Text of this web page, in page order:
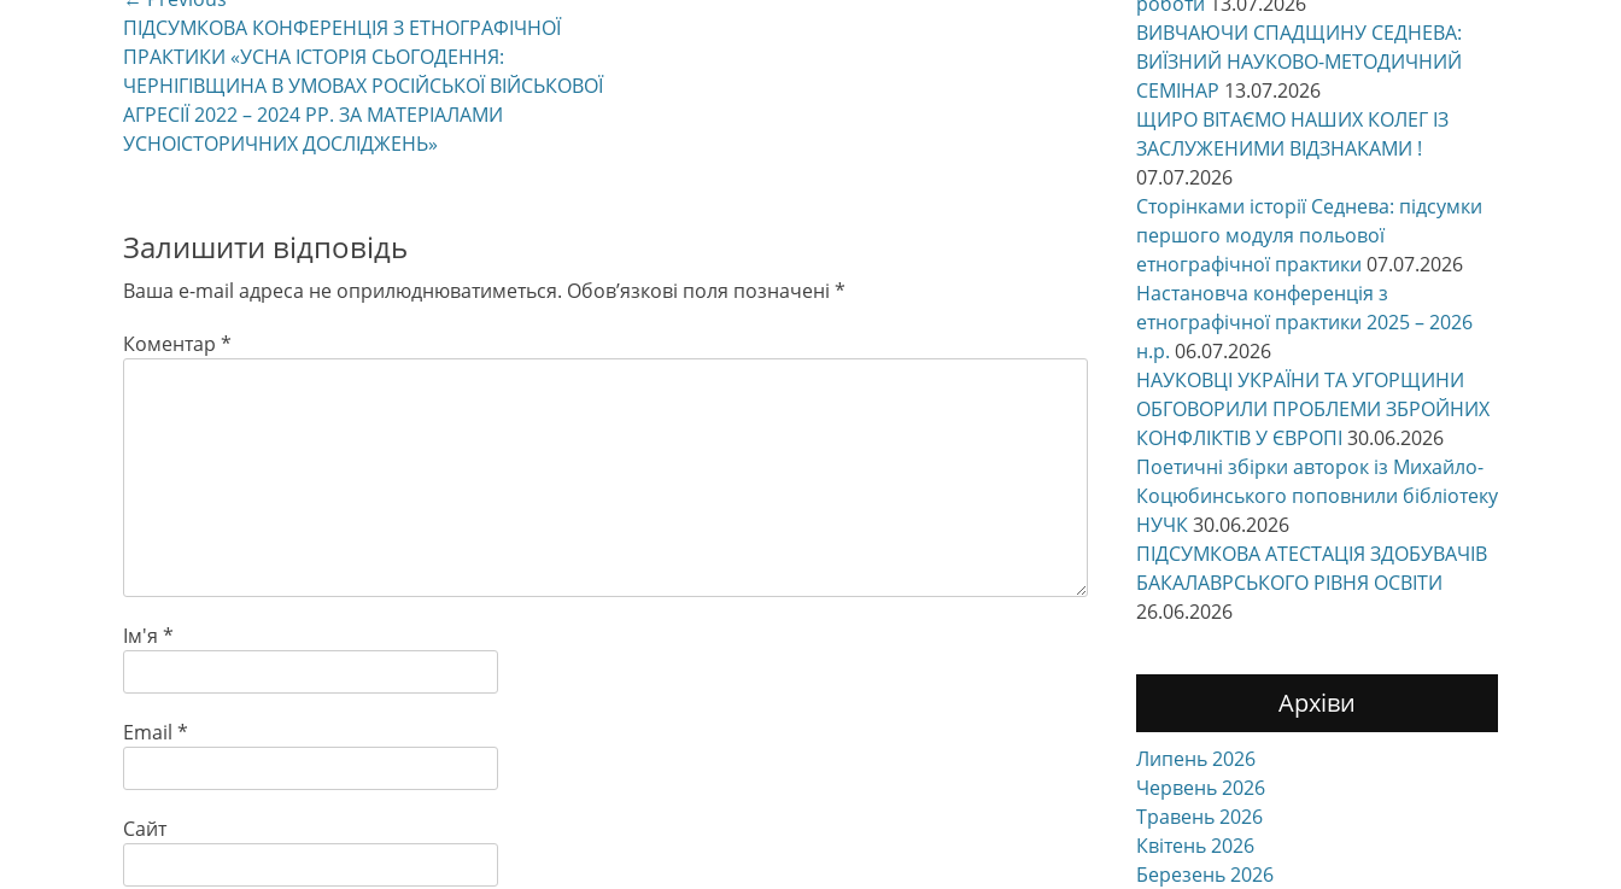
записів
Previous
post:
ПІДСУМКОВА КОНФЕРЕНЦІЯ З ЕТНОГРАФІЧНОЇ
ПРАКТИКИ «УСНА ІСТОРІЯ СЬОГОДЕННЯ:
ЧЕРНІГІВЩИНА В УМОВАХ РОСІЙСЬКОЇ ВІЙСЬКОВОЇ
АГРЕСІЇ 2022 – 2024 РР. ЗА МАТЕРІАЛАМИ
УСНОІСТОРИЧНИХ ДОСЛІДЖЕНЬ»
Залишити відповідь
Ваша e-mail адреса не оприлюднюватиметься. Обов’язкові поля позначені *
Коментар *
Ім'я *
Email *
Сайт
ВИВЧАЮЧИ СПАДЩИНУ СЕДНЕВА:
ВИЇЗНИЙ НАУКОВО-МЕТОДИЧНИЙ
СЕМІНАР 13.07.2026
ЩИРО ВІТАЄМО НАШИХ КОЛЕГ ІЗ
ЗАСЛУЖЕНИМИ ВІДЗНАКАМИ !
07.07.2026
Сторінками історії Седнева: підсумки
першого модуля польової
етнографічної практики 07.07.2026
Настановча конференція з
етнографічної практики 2025 – 2026
н.р. 06.07.2026
НАУКОВЦІ УКРАЇНИ ТА УГОРЩИНИ
ОБГОВОРИЛИ ПРОБЛЕМИ ЗБРОЙНИХ
КОНФЛІКТІВ У ЄВРОПІ 30.06.2026
Поетичні збірки авторок із Михайло-
Коцюбинського поповнили бібліотеку
НУЧК30.06.2026
ПІДСУМКОВА АТЕСТАЦІЯ ЗДОБУВАЧІВ
БАКАЛАВРСЬКОГО РІВНЯ ОСВІТИ
26.06.2026
Архіви
Липень 2026
Червень 2026
Травень 2026
Квітень 2026
Березень 2026